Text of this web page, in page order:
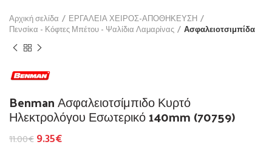
Αρχική σελίδα
ΕΡΓΑΛΕΙΑ ΧΕΙΡΟΣ-ΑΠΟΘΗΚΕΥΣΗ
Πενσίκα - Κόφτες Μπέτου - Ψαλίδια Λαμαρίνας
Ασφαλειοτσιμπίδα
Benman Ασφαλειοτσίμπιδο Κυρτό
Ηλεκτρολόγου Εσωτερικό 140mm (70759)
11.00€9.35€